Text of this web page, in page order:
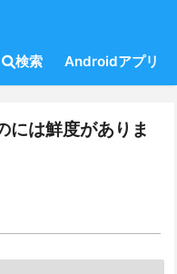
検索 Androidアプリ
には鮮度がありま